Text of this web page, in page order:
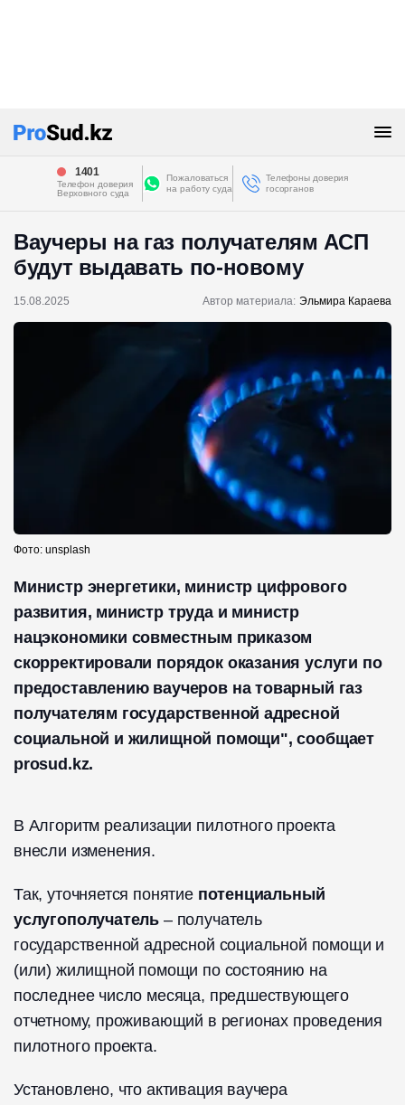
1401
Телефон доверия
Верховного суда
Пожаловаться
на работу суда
Телефоны доверия
госорганов
Ваучеры на газ получателям АСП
будут выдавать по-новому
15.08.2025 Автор материала: Эльмира Караева
Фото: unsplash
Министр энергетики, министр цифрового
развития, министр труда и министр
нацэкономики совместным приказом
скорректировали порядок оказания услуги по
предоставлению ваучеров на товарный газ
получателям государственной адресной
социальной и жилищной помощи", сообщает
prosud.kz.
В Алгоритм реализации пилотного проекта
внесли изменения.
Так, уточняется понятие потенциальный
услугополучатель – получатель
государственной адресной социальной помощи и
(или) жилищной помощи по состоянию на
последнее число месяца, предшествующего
отчетному, проживающий в регионах проведения
пилотного проекта.
Установлено, что активация ваучера